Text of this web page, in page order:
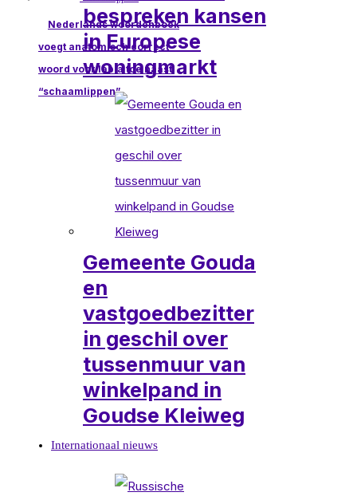
Nederlands woordenboek
voegt anatomisch correct
woord voor labia toe naast
“schaamlippen”
bespreken kansen
in Europese
woningmarkt
Gemeente Gouda
en
vastgoedbezitter
in geschil over
tussenmuur van
winkelpand in
Goudse Kleiweg
Internationaal nieuws